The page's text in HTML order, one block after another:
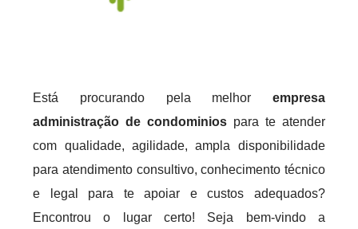
Está procurando pela melhor empresa
administração de condominios para te atender
com qualidade, agilidade, ampla disponibilidade
para atendimento consultivo, conhecimento técnico
e legal para te apoiar e custos adequados?
Encontrou o lugar certo! Seja bem-vindo a